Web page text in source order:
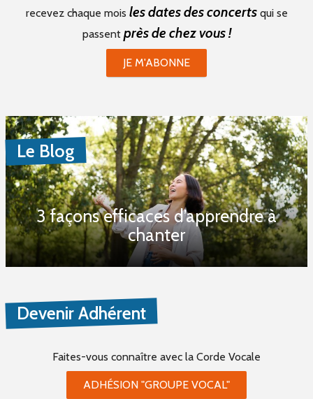
recevez chaque mois les dates des concertsqui se
passent près de chez vous !
JE M'ABONNE
Le Blog
3 façons efficaces d’apprendre à
chanter
Devenir Adhérent
Faites-vous connaître avec la Corde Vocale
ADHÉSION "GROUPE VOCAL"